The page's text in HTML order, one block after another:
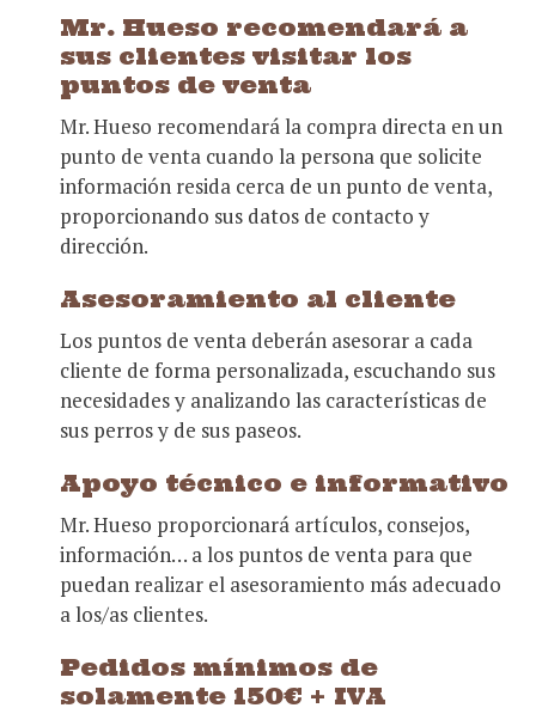
Mr. Hueso recomendará a
sus clientes visitar los
puntos de venta
Mr. Hueso recomendará la compra directa en un
punto de venta cuando la persona que solicite
información resida cerca de un punto de venta,
proporcionando sus datos de contacto y
dirección.
Asesoramiento al cliente
Los puntos de venta deberán asesorar a cada
cliente de forma personalizada, escuchando sus
necesidades y analizando las características de
sus perros y de sus paseos.
Apoyo técnico e informativo
Mr. Hueso proporcionará artículos, consejos,
información… a los puntos de venta para que
puedan realizar el asesoramiento más adecuado
a los/as clientes.
Pedidos mínimos de
solamente 150€ + IVA